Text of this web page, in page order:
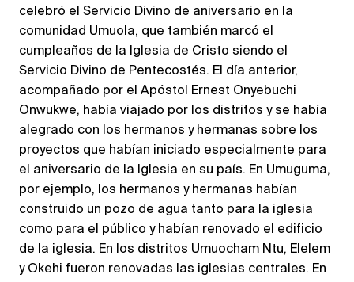
celebró el Servicio Divino de aniversario en la
comunidad Umuola, que también marcó el
cumpleaños de la Iglesia de Cristo siendo el
Servicio Divino de Pentecostés. El día anterior,
acompañado por el Apóstol Ernest Onyebuchi
Onwukwe, había viajado por los distritos y se había
alegrado con los hermanos y hermanas sobre los
proyectos que habían iniciado especialmente para
el aniversario de la Iglesia en su país. En Umuguma,
por ejemplo, los hermanos y hermanas habían
construido un pozo de agua tanto para la iglesia
como para el público y habían renovado el edificio
de la iglesia. En los distritos Umuocham Ntu, Elelem
y Okehi fueron renovadas las iglesias centrales. En